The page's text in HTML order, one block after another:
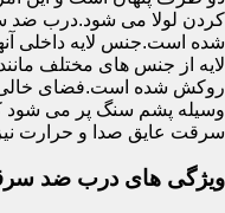
کردن لولا می شود.درب ضد
شده است.جنس لایه داخلی
لایه از جنس های مختلف
روکش شده است.فضای خالی
وسیله پشم سنگ پر می شود
سرقت عایق صدا و حرارت
ویژگی های درب ضد